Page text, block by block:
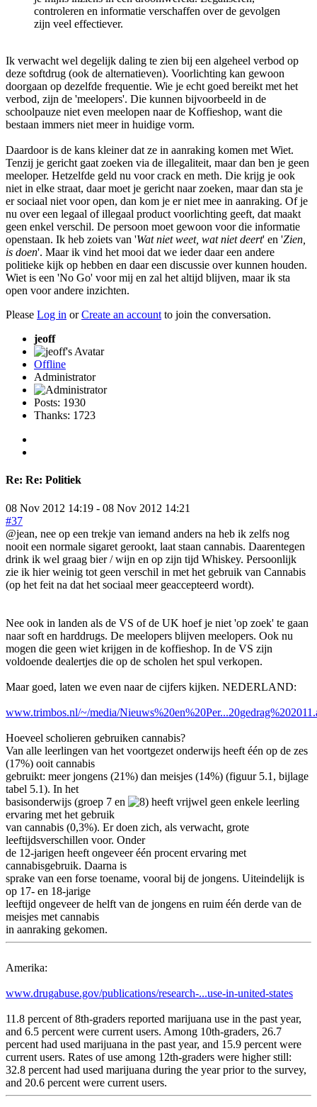
controleren en informatie verschaffen over de gevolgen
zijn veel effectiever.
Ik verwacht wel degelijk daling te zien bij een algeheel verbod op
deze softdrug (ook de alternatieven). Voorlichting kan gewoon
doorgaan op dezelfde frequentie. Wie je echt goed bereikt met het
verbod, zijn de 'meelopers'. Die kunnen bijvoorbeeld in de
schoolpauze niet even meelopen naar de Koffieshop, want die
bestaan immers niet meer in huidige vorm.
Daardoor is de kans kleiner dat ze in aanraking komen met Wiet.
Tenzij je gericht gaat zoeken via de illegaliteit, maar dan ben je geen
meeloper. Hetzelfde geld nu voor crack en meth. Die krijg je ook
niet in elke straat, daar moet je gericht naar zoeken, maar dan sta je
er sociaal niet voor open, dan kom je er niet mee in aanraking. Of je
nu over een legaal of illegaal product voorlichting geeft, dat maakt
geen enkel verschil. De persoon moet gewoon voor die informatie
openstaan. Ik heb zoiets van 'Wat niet weet, wat niet deert' en 'Zien,
is doen'. Maar ik vind het mooi dat we ieder daar een andere
politieke kijk op hebben en daar een discussie over kunnen houden.
Wiet is een 'No Go' voor mij en zal het altijd blijven, maar ik sta
open voor andere inzichten.
Please Log in orCreate an account to join the conversation.
jeoff
Offline
Administrator
Posts: 1930
Thanks: 1723
Re: Re: Politiek
08 Nov 2012 14:19 - 08 Nov 2012 14:21
#37
@jean, nee op een trekje van iemand anders na heb ik zelfs nog
nooit een normale sigaret gerookt, laat staan cannabis. Daarentegen
drink ik wel graag bier / wijn en op zijn tijd Whiskey. Persoonlijk
zie ik hier weinig tot geen verschil in met het gebruik van Cannabis
(op het feit na dat het sociaal meer geaccepteerd wordt).
Nee ook in landen als de VS of de UK hoef je niet 'op zoek' te gaan
naar soft en harddrugs. De meelopers blijven meelopers. Ook nu
mogen die geen wiet krijgen in de koffieshop. In de VS zijn
voldoende dealertjes die op de scholen het spul verkopen.
Maar goed, laten we even naar de cijfers kijken. NEDERLAND:
www.trimbos.nl/~/media/
Hoeveel scholieren gebruiken cannabis?
Van alle leerlingen van het voortgezet onderwijs heeft één op de zes
(17%) ooit cannabis
gebruikt: meer jongens (21%) dan meisjes (14%) (figuur 5.1, bijlage
tabel 5.1). In het
basisonderwijs (groep 7 en
heeft vrijwel geen enkele leerling
ervaring met het gebruik
van cannabis (0,3%). Er doen zich, als verwacht, grote
leeftijdsverschillen voor. Onder
de 12-jarigen heeft ongeveer één procent ervaring met
cannabisgebruik. Daarna is
sprake van een forse toename, vooral bij de jongens. Uiteindelijk is
op 17- en 18-jarige
leeftijd ongeveer de helft van de jongens en ruim één derde van de
meisjes met cannabis
in aanraking gekomen.
Amerika:
www.drugabuse.gov/publications/research-...use-in-united-states
11.8 percent of 8th-graders reported marijuana use in the past year,
and 6.5 percent were current users. Among 10th-graders, 26.7
percent had used marijuana in the past year, and 15.9 percent were
current users. Rates of use among 12th-graders were higher still:
32.8 percent had used marijuana during the year prior to the survey,
and 20.6 percent were current users.